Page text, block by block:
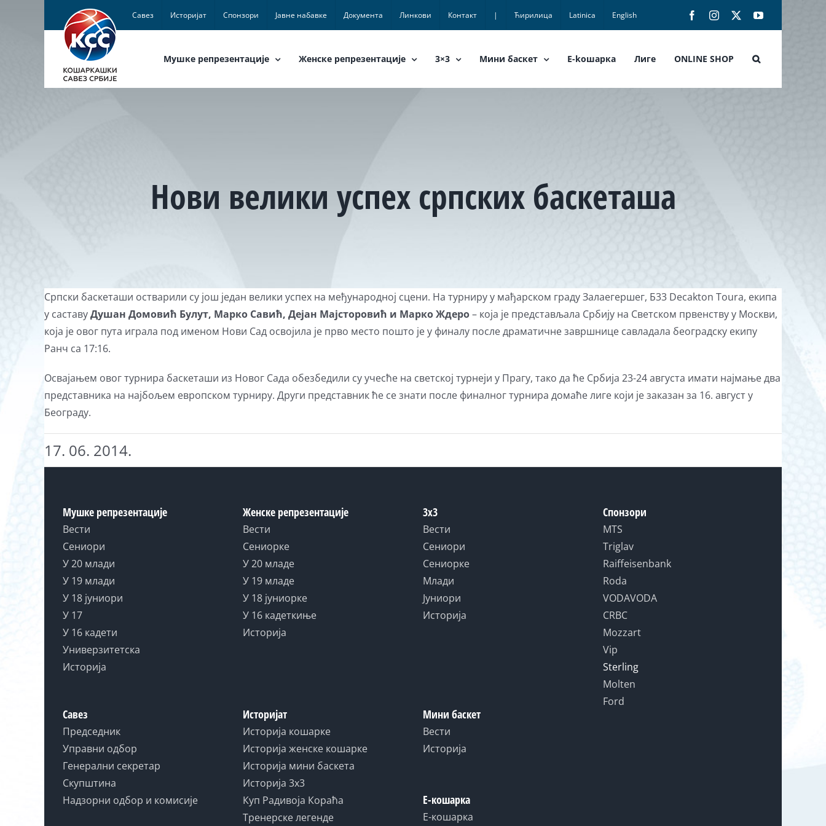
Савез Историјат Спонзори Јавне набавке Документа Линкови Контакт | Ћирилица Latinica English FacebookInstagram YouTube
Мушке репрезентације Женске репрезентације 3×3 Мини баскет E-koшарка Лиге ONLINE SHOP
Нови велики успех српских баскеташа
Српски баскеташи остварили су још један велики успех на међународној сцени. На турниру у мађарском граду Залаегершег, Б33 Decakton Toura, екипа
у саставуДушан Домовић Булут, Марко Савић, Дејан Мајсторовић и Марко Ждеро– која је представљала Србију на Светском првенству у Москви,
која је овог пута играла под именом Нови Сад освојила је прво место пошто је у финалу после драматичне завршнице савладала београдску екипу
Ранч са 17:16.
Освајањем овог турнира баскеташи из Новог Сада обезбедили су учесће на светској турнеји у Прагу, тако да ће Србија 23-24 августа имати најмање два
представника на најбољем европском турниру. Други представник ће се знати после финалног турнира домаће лиге који је заказан за 16. август у
Београду.
17. 06. 2014.
Мушке репрезентације
Вести
Сениори
У 20 млади
У 19 млади
У 18 јуниори
У 17
У 16 кадети
Универзитетска
Историја
Савез
Председник
Управни одбор
Генерални секретар
Скупштина
Надзорни одбор и комисије
Женске репрезентације
Вести
Сениорке
У 20 младе
У 19 младе
У 18 јуниорке
У 16 кадеткиње
Историја
Историјат
Историја кошарке
Историја женске кошарке
Историја мини баскета
Историја 3x3
Куп Радивоја Кораћа
Тренерске легенде
3x3
Вести
Сениори
Сениорке
Млади
Јуниори
Историја
Мини баскет
Вести
Историја
Е-кошарка
Е-кошарка
Спонзори
MTS
Triglav
Raiffeisenbank
Roda
VODAVODA
CRBC
Mozzart
Vip
Sterling
Molten
Ford